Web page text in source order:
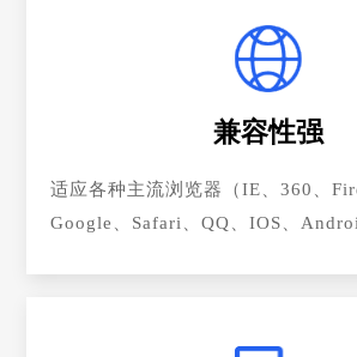
兼容性强
适应各种主流浏览器（IE、360、
Google、Safari、QQ、IOS、